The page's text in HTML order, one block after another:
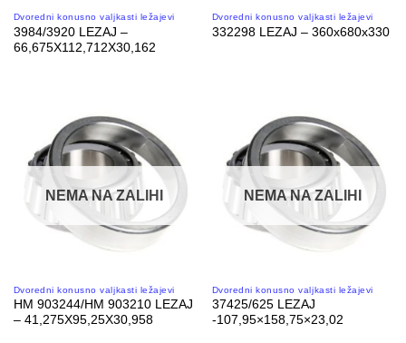
Dvoredni konusno valjkasti ležajevi
3984/3920 LEZAJ –
66,675X112,712X30,162
Dvoredni konusno valjkasti ležajevi
332298 LEZAJ – 360x680x330
NEMA NA ZALIHI
Dvoredni konusno valjkasti ležajevi
HM 903244/HM 903210 LEZAJ
– 41,275X95,25X30,958
NEMA NA ZALIHI
Dvoredni konusno valjkasti ležajevi
37425/625 LEZAJ
-107,95×158,75×23,02